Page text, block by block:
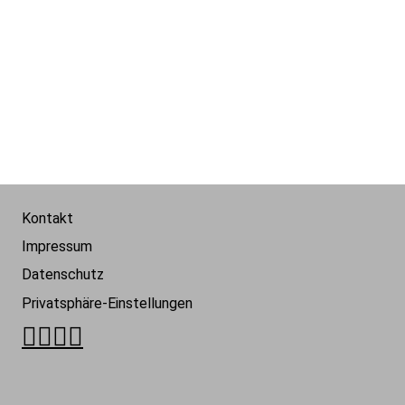
Kontakt
Impressum
Datenschutz
Privatsphäre-Einstellungen